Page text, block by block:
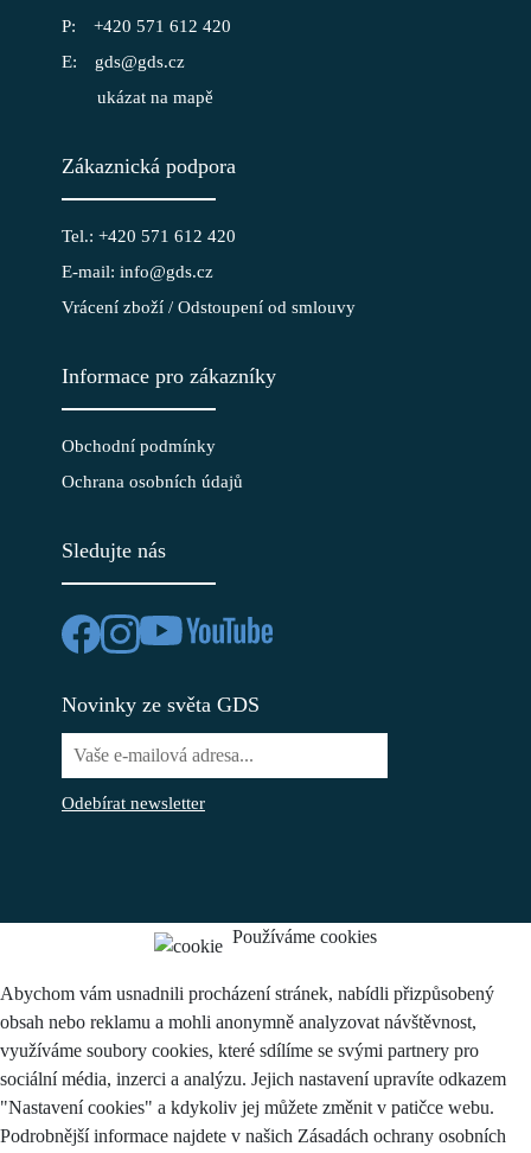
+420 571 612 420
gds@gds.cz
ukázat na mapě
Zákaznická podpora
Tel.: +420 571 612 420
E-mail: info@gds.cz
Vrácení zboží / Odstoupení od smlouvy
Informace pro zákazníky
Obchodní podmínky
Ochrana osobních údajů
Sledujte nás
Novinky ze světa GDS
Odebírat newsletter
Používáme cookies
Abychom vám usnadnili procházení stránek, nabídli přizpůsobený
obsah nebo reklamu a mohli anonymně analyzovat návštěvnost,
využíváme soubory cookies, které sdílíme se svými partnery pro
sociální média, inzerci a analýzu. Jejich nastavení upravíte odkazem
"Nastavení cookies" a kdykoliv jej můžete změnit v patičce webu.
Podrobnější informace najdete v našich Zásadách ochrany osobních